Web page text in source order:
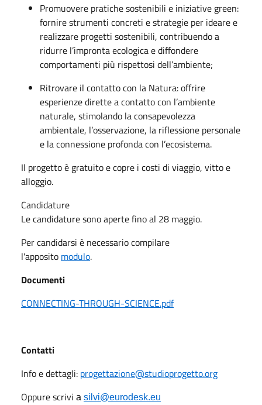
Promuovere pratiche sostenibili e iniziative green:
fornire strumenti concreti e strategie per ideare e
realizzare progetti sostenibili, contribuendo a
ridurre l’impronta ecologica e diffondere
comportamenti più rispettosi dell’ambiente;
Ritrovare il contatto con la Natura: offrire
esperienze dirette a contatto con l’ambiente
naturale, stimolando la consapevolezza
ambientale, l’osservazione, la riflessione personale
e la connessione profonda con l’ecosistema.
Il progetto è gratuito e copre i costi di viaggio, vitto e
alloggio.
Candidature
Le candidature sono aperte fino al 28 maggio.
Per candidarsi è necessario compilare
l'apposito modulo.
Documenti
CONNECTING-THROUGH-SCIENCE.pdf
Contatti
Info e dettagli: progettazione@studioprogetto.org
Oppure scrivi a silvi@eurodesk.eu